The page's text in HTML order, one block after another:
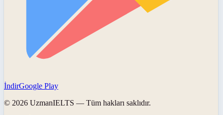
İndirGoogle Play
© 2026 UzmanIELTS — Tüm hakları saklıdır.